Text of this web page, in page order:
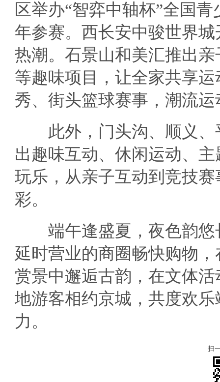
区举办“智弈中轴杯”全国
年参赛。西长安中骏世界
热潮。石景山和美汇推出
等趣味项目，让全家共享
秀、街头篮球赛事，潮流
此外，门头沟、顺义、
出趣味互动、休闲运动、
玩乐，从亲子互动到竞技
彩。
端午逢盛夏，夜色韵悠
延时营业的商圈畅快购物
赏景中邂逅古韵，在文体
地游客相约京城，共度欢
力。
扫